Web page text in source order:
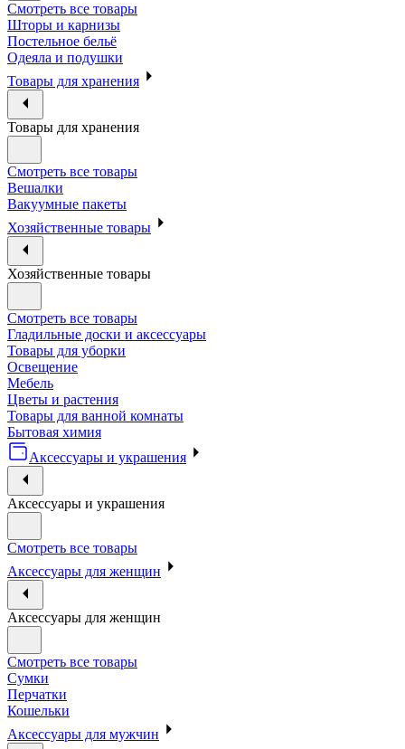
Смотреть все товары
Шторы и карнизы
Постельное бельё
Одеяла и подушки
Товары для хранения
Товары для хранения
Смотреть все товары
Вешалки
Вакуумные пакеты
Хозяйственные товары
Хозяйственные товары
Смотреть все товары
Гладильные доски и аксессуары
Товары для уборки
Освещение
Мебель
Цветы и растения
Товары для ванной комнаты
Бытовая химия
Аксессуары и украшения
Аксессуары и украшения
Смотреть все товары
Аксессуары для женщин
Аксессуары для женщин
Смотреть все товары
Сумки
Перчатки
Кошельки
Аксессуары для мужчин